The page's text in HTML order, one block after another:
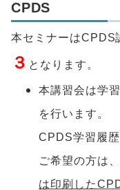
CPDS
本セミナーはCPDS
３ となります。
本講習会は学
を行います。
CPDS学習履
ご希望の方は、
は印刷した